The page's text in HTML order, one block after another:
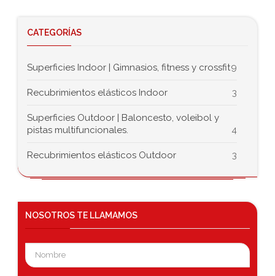
CATEGORÍAS
Superficies Indoor | Gimnasios, fitness y crossfit9
Recubrimientos elásticos Indoor 3
Superficies Outdoor | Baloncesto, voleibol y
pistas multifuncionales.
4
Recubrimientos elásticos Outdoor 3
NOSOTROS TE LLAMAMOS